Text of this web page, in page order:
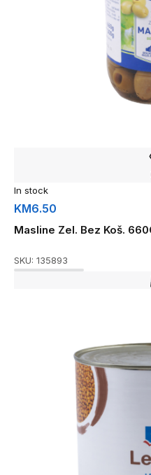
In stock
KM6.50
Masline Zel. Bez Koš.
SKU: 135893